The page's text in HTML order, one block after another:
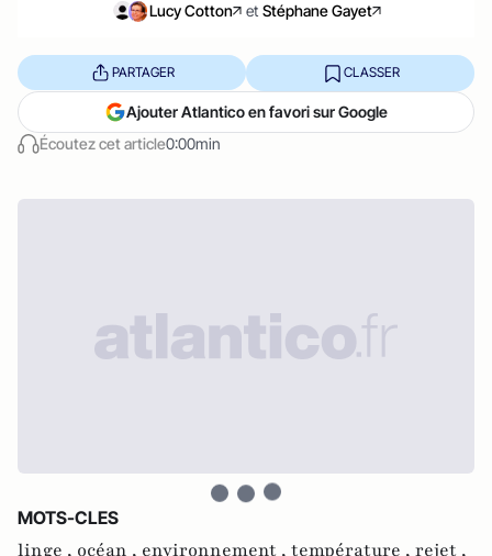
Lucy Cotton et Stéphane Gayet
Écoutez cet article0:00min
PARTAGER CLASSER
Ajouter Atlantico en favori sur Google
MOTS-CLES
linge , océan , environnement , température , rejet ,